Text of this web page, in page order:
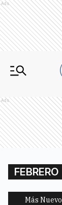
Ads
Ads
FEBRERO
Más Nuevo